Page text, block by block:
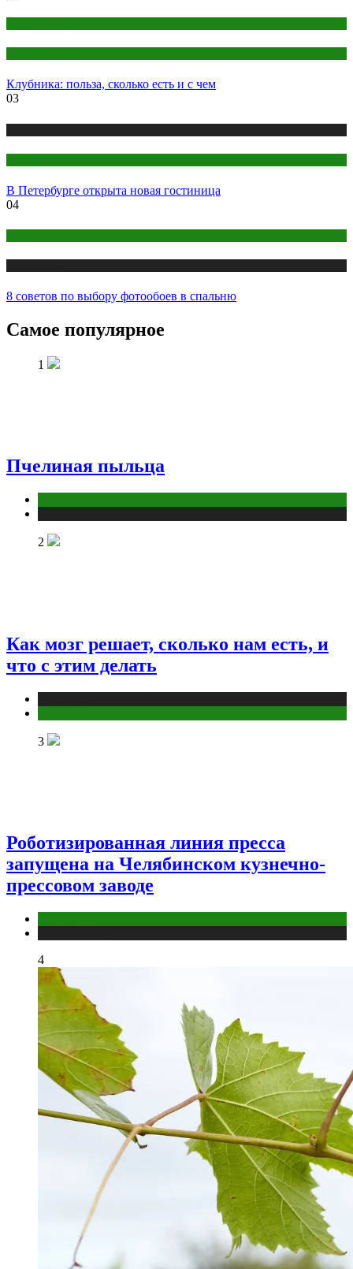
Клубника: польза, сколько есть и с чем
03
В Петербурге открыта новая гостиница
04
8 советов по выбору фотообоев в спальню
Самое популярное
1
Пчелиная пыльца
2
Как мозг решает, сколько нам есть, и
что с этим делать
3
Роботизированная линия пресса
запущена на Челябинском кузнечно-
прессовом заводе
4